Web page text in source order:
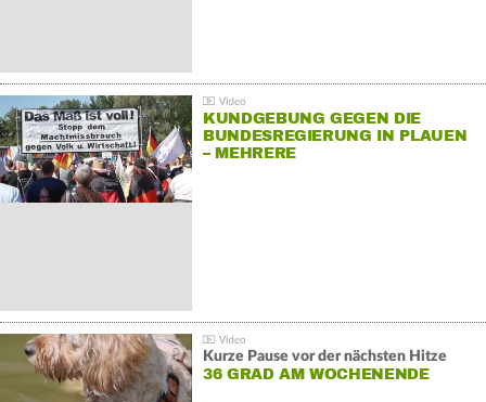
KUNDGEBUNG GEGEN DIE
BUNDESREGIERUNG IN PLAUEN
– MEHRERE
Kurze Pause vor der nächsten Hitze
36 GRAD AM WOCHENENDE